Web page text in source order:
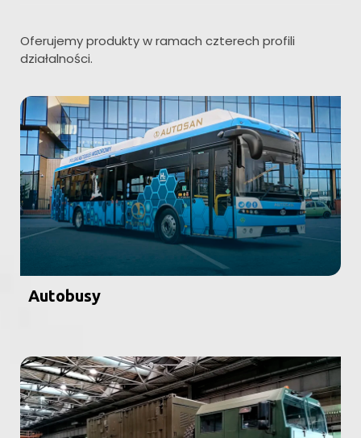
Oferujemy produkty w ramach czterech profili
działalności.
Autobusy